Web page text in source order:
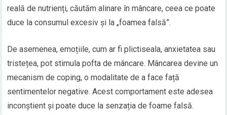
reală de nutrienți, căutăm alinare în mâncare, ceea ce poate
duce la consumul excesiv și la „foamea falsă”.
De asemenea, emoțiile, cum ar fi plictiseala, anxietatea sau
tristețea, pot stimula pofta de mâncare. Mâncarea devine un
mecanism de coping, o modalitate de a face față
sentimentelor negative. Acest comportament este adesea
inconștient și poate duce la senzația de foame falsă.